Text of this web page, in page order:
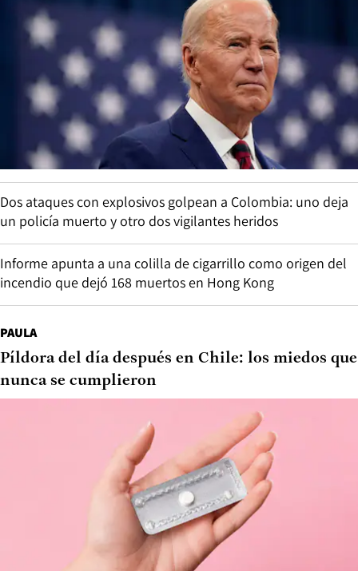
Dos ataques con explosivos golpean a Colombia: uno deja
un policía muerto y otro dos vigilantes heridos
Informe apunta a una colilla de cigarrillo como origen del
incendio que dejó 168 muertos en Hong Kong
PAULA
Píldora del día después en Chile: los miedos que
nunca se cumplieron